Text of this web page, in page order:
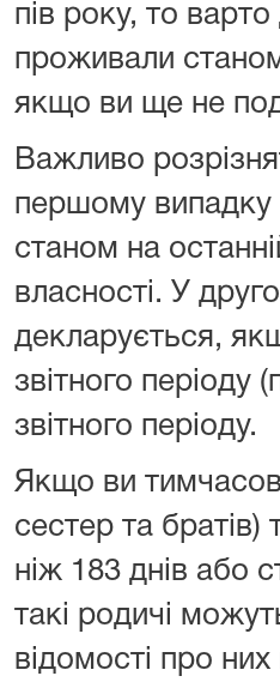
пів року, то
проживали
якщо ви ще не
Важливо
першому випадку
станом на
власності. У
декларується,
звітного періоду
звітного періоду.
Якщо ви
сестер та
ніж 183 днів або
такі родичі
відомості про